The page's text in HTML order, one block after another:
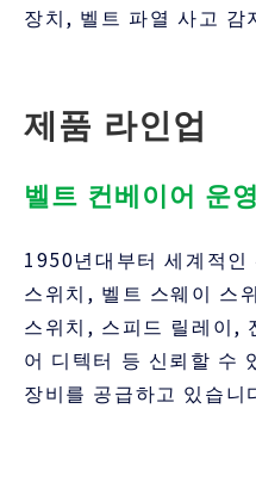
장치, 벨트 파열 사고 감
제품 라인업
벨트 컨베이어 운
1950년대부터 세계적
스위치, 벨트 스웨이 스
스위치, 스피드 릴레이,
어 디텍터 등 신뢰할 수
장비를 공급하고 있습니